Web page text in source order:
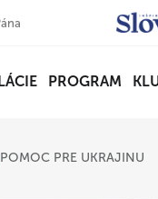
PROGRAM
POMOC PRE UKRAJINU